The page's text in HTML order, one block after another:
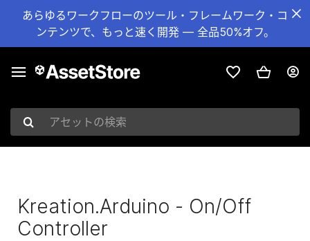
あらゆるワークフローのツール・フレームワーク・コ
ンテンツで、もっと速く開発 — 全品50%オフ。
アセットの検索
Kreation.Arduino - On/Off
Controller